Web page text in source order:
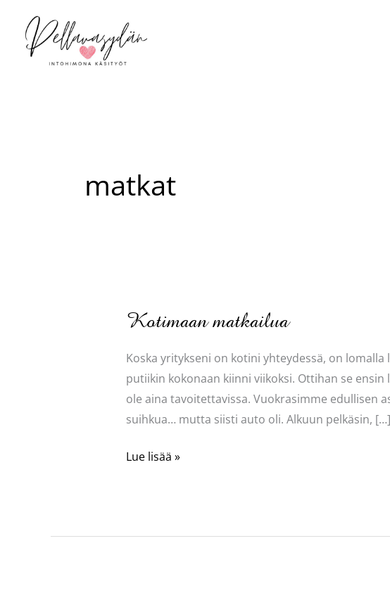
sisältöön
matkat
Kotimaan matkailua
Koska yritykseni on kotini yhteydessä, on
putiikin kokonaan kiinni viikoksi. Ottihan se
ole aina tavoitettavissa. Vuokrasimme edullisen
suihkua… mutta siisti auto oli. Alkuun pelkäsin, […]
Kotimaan
Lue lisää »